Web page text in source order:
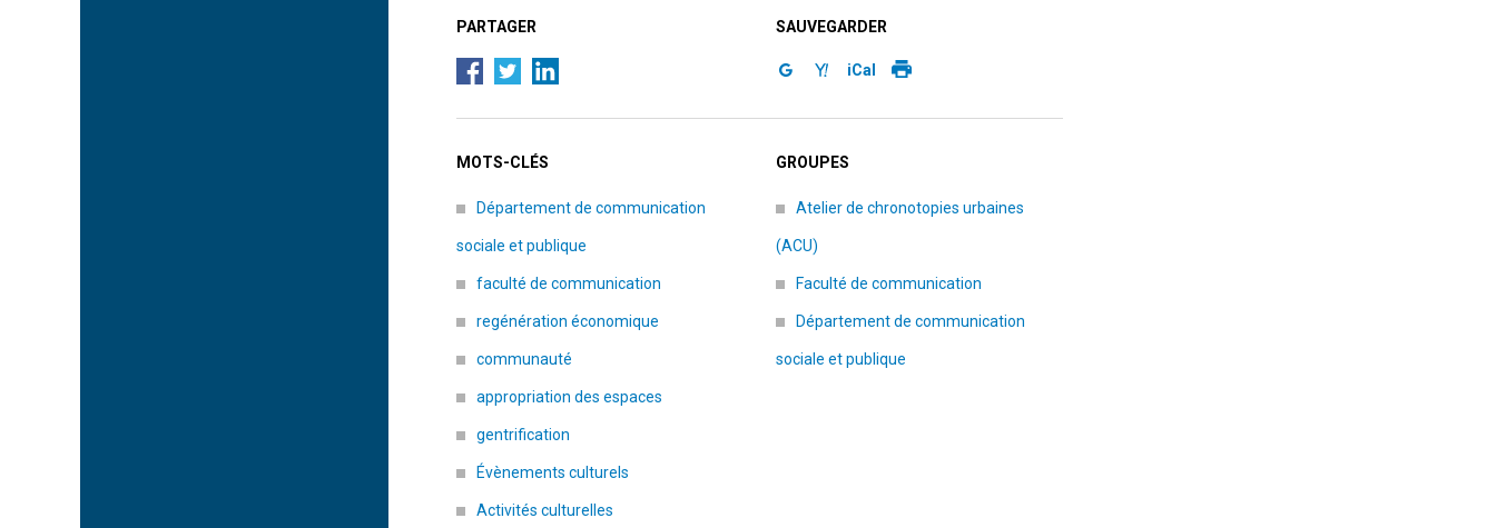
PARTAGER SAUVEGARDER
iCal
MOTS-CLÉS
Département de communication
sociale et publique
faculté de communication
regénération économique
communauté
appropriation des espaces
gentrification
Évènements culturels
Activités culturelles
GROUPES
Atelier de chronotopies urbaines
(ACU)
Faculté de communication
Département de communication
sociale et publique